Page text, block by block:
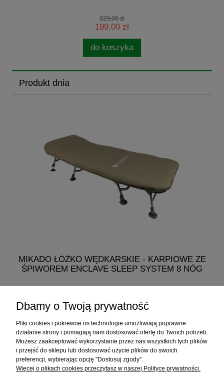
229,00 zł
199,00 zł
do koszyka
Produkt dnia
MIKADO ŁÓŻKO WĘDKARSKIE - KARPIOWE ZE
ŚPIWOREM ENCLAVE SLEEP SYSTEM 8 NÓG
Informacje
Dbamy o Twoją prywatność
Pliki cookies i pokrewne im technologie umożliwiają poprawne
działanie strony i pomagają nam dostosować ofertę do Twoich potrzeb.
Możesz zaakceptować wykorzystanie przez nas wszystkich tych plików
i przejść do sklepu lub dostosować użycie plików do swoich
preferencji, wybierając opcję "Dostosuj zgody".
Więcej o plikach cookies przeczytasz w naszej Polityce prywatności.